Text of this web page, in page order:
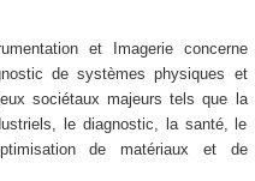
et Imagerie concerne
de systèmes physiques et
sociétaux majeurs tels que la
le diagnostic, la santé, le
de matériaux et de